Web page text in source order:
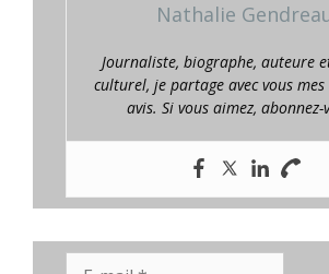
Nathalie
Journaliste, biographe, auteure
culturel, je partage avec vous
avis. Si vous aimez, abonnez-